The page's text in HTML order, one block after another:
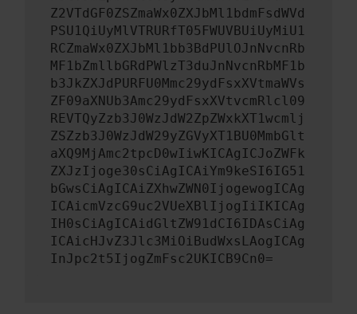
Z2VTdGF0ZSZmaWx0ZXJbMl1bdmFsdWVd
PSU1QiUyMlVTRURfT05FWUVBUiUyMiU1
RCZmaWx0ZXJbMl1bb3BdPUlOJnNvcnRb
MF1bZmllbGRdPWlzT3duJnNvcnRbMF1b
b3JkZXJdPURFU0Mmc29ydFsxXVtmaWVs
ZF09aXNUb3Amc29ydFsxXVtvcmRlcl09
REVTQyZzb3J0WzJdW2ZpZWxkXT1wcmlj
ZSZzb3J0WzJdW29yZGVyXT1BU0MmbGlt
aXQ9MjAmc2tpcD0wIiwKICAgICJoZWFk
ZXJzIjoge30sCiAgICAiYm9keSI6IG51
bGwsCiAgICAiZXhwZWN0IjogewogICAg
ICAicmVzcG9uc2VUeXBlIjogIiIKICAg
IH0sCiAgICAidGltZW91dCI6IDAsCiAg
ICAicHJvZ3Jlc3MiOiBudWxsLAogICAg
InJpc2t5IjogZmFsc2UKICB9Cn0=